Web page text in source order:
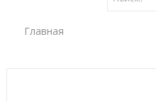
Главная